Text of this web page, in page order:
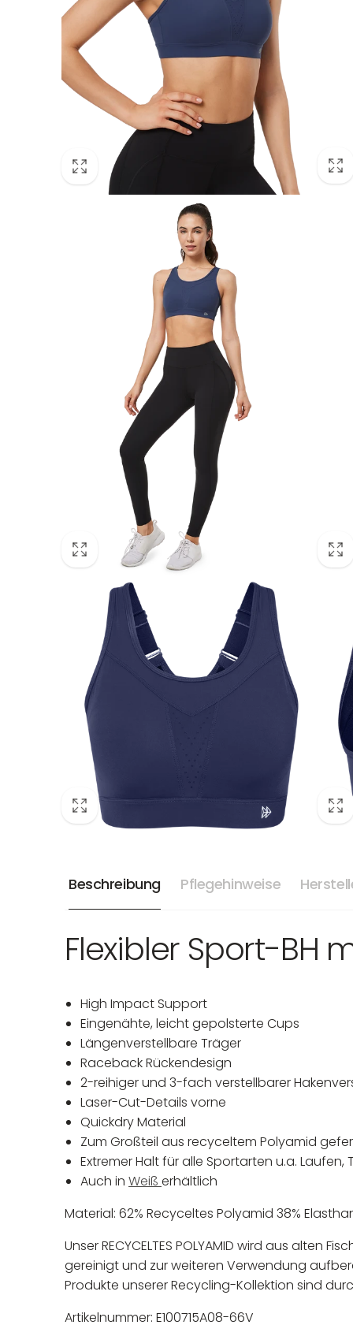
Beschreibung Pflegehinweise
Flexibler Sport-BH
High Impact Support
Eingenähte, leicht gepolsterte Cups
Längenverstellbare Träger
Raceback Rückendesign
2-reihiger und 3-fach verstellbarer
Laser-Cut-Details vorne
Quickdry Material
Zum Großteil aus recyceltem Polyamid
Extremer Halt für alle Sportarten u.a.
Auch in Weiß erhältlich
Material: 62% Recyceltes Polyamid 38%
Unser RECYCELTES POLYAMID wird aus
gereinigt und zur weiteren Verwendung
Produkte unserer Recycling-Kollektion sind
Artikelnummer: E100715A08-66V